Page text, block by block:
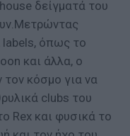
δείγματά του
labels, όπως το
και άλλα, ο
τον κόσμο για να
clubs του
Rex και φυσικά το